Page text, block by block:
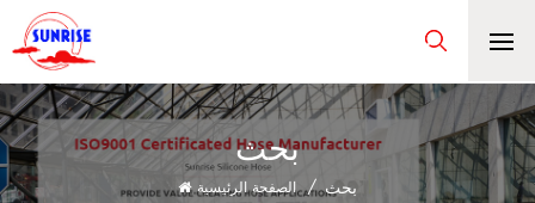
بحث
الصفحة الرئيسية / بحث